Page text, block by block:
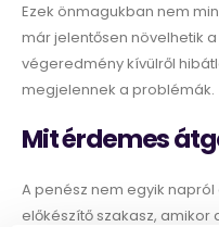
Ezek önmagukban nem
már jelentősen növelhetik a
végeredmény kívülről
megjelennek a problémák.
Mit érdemes
A penész nem egyik
előkészítő szakasz, amikor